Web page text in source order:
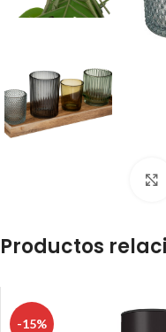
Productos
-15%